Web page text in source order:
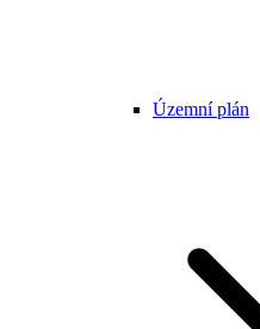
Územní plán